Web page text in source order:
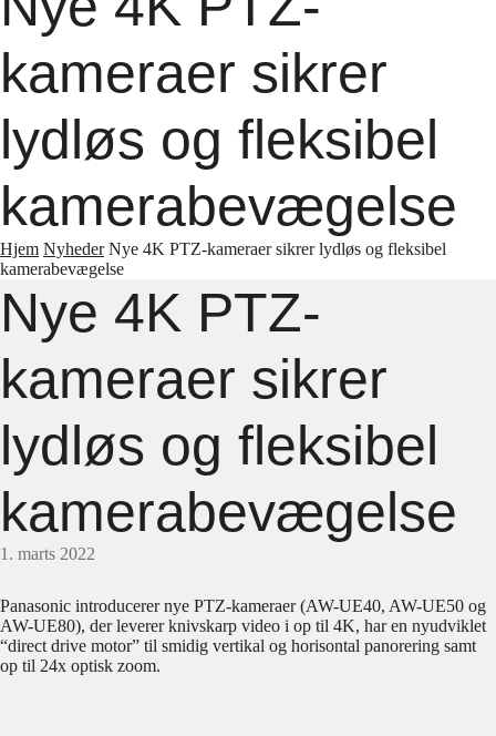
kameraer sikrer
lydløs og fleksibel
kamerabevægelse
Hjem Nyheder Nye 4K PTZ-kameraer sikrer lydløs og fleksibel
kamerabevægelse
Nye 4K PTZ-
kameraer sikrer
lydløs og fleksibel
kamerabevægelse
1. marts 2022
Panasonic introducerer nye PTZ-kameraer (AW-UE40, AW-UE50 og
AW-UE80), der leverer knivskarp video i op til 4K, har en nyudviklet
“direct drive motor” til smidig vertikal og horisontal panorering samt
op til 24x optisk zoom.